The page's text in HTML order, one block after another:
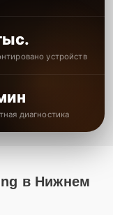
устройств
диагностика
в Нижнем